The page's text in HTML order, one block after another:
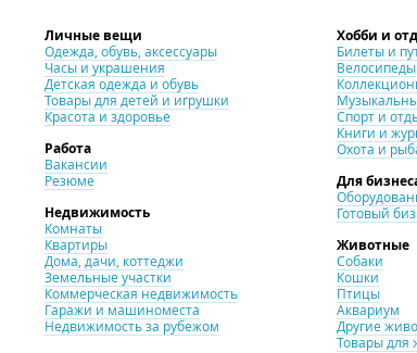
Личные вещи
Одежда, обувь, аксессуары
Часы и украшения
Детская одежда и обувь
Товары для детей и игрушки
Красота и здоровье
Работа
Вакансии
Резюме
Недвижимость
Комнаты
Квартиры
Дома, дачи, коттеджи
Земельные участки
Коммерческая недвижимость
Гаражи и машиноместа
Недвижимость за рубежом
Хобби и
Билеты и
Велосипеды
Спорт и
Книги и
Охота и
Для
Готовый
Животные
Собаки
Кошки
Птицы
Аквариум
Другие
Товары для